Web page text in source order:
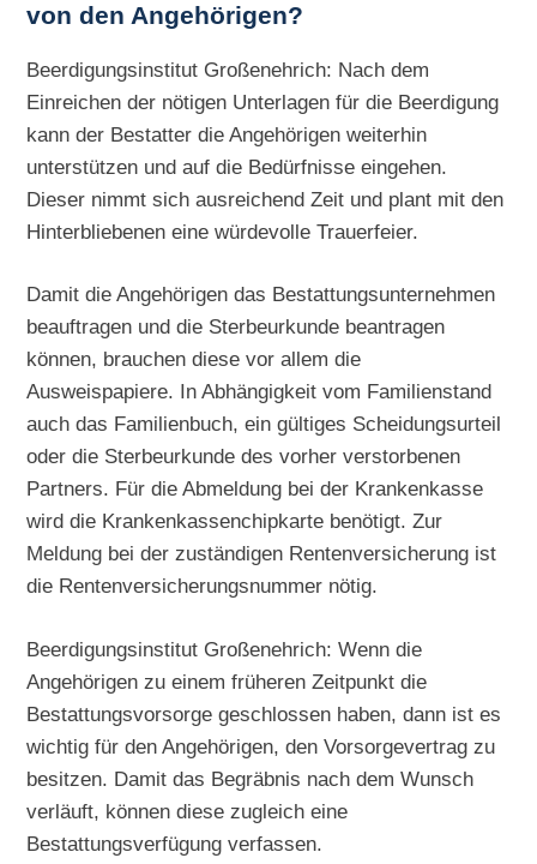
von den Angehörigen?
Beerdigungsinstitut Großenehrich: Nach dem
Einreichen der nötigen Unterlagen für die Beerdigung
kann der Bestatter die Angehörigen weiterhin
unterstützen und auf die Bedürfnisse eingehen.
Dieser nimmt sich ausreichend Zeit und plant mit den
Hinterbliebenen eine würdevolle Trauerfeier.
Damit die Angehörigen das Bestattungsunternehmen
beauftragen und die Sterbeurkunde beantragen
können, brauchen diese vor allem die
Ausweispapiere. In Abhängigkeit vom Familienstand
auch das Familienbuch, ein gültiges Scheidungsurteil
oder die Sterbeurkunde des vorher verstorbenen
Partners. Für die Abmeldung bei der Krankenkasse
wird die Krankenkassenchipkarte benötigt. Zur
Meldung bei der zuständigen Rentenversicherung ist
die Rentenversicherungsnummer nötig.
Beerdigungsinstitut Großenehrich: Wenn die
Angehörigen zu einem früheren Zeitpunkt die
Bestattungsvorsorge geschlossen haben, dann ist es
wichtig für den Angehörigen, den Vorsorgevertrag zu
besitzen. Damit das Begräbnis nach dem Wunsch
verläuft, können diese zugleich eine
Bestattungsverfügung verfassen.